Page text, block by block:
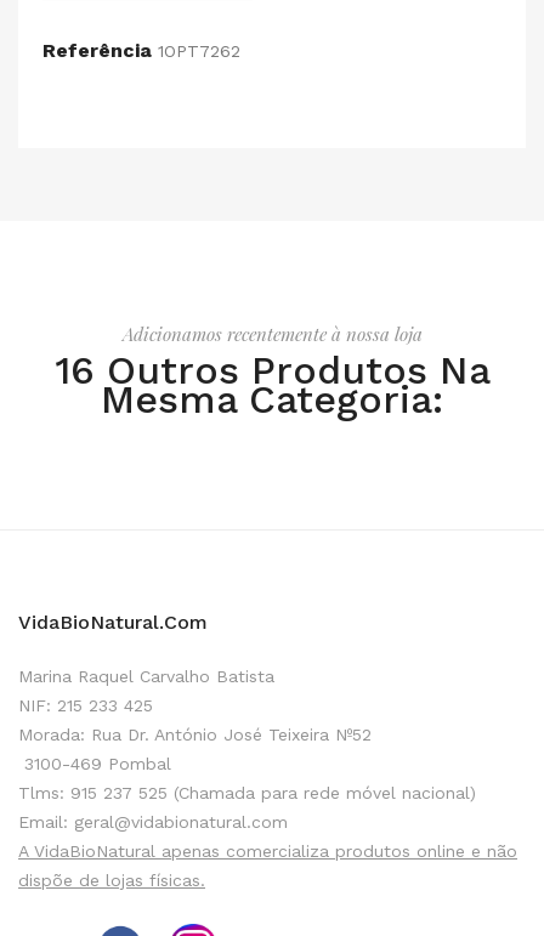
Referência 1OPT7262
Adicionamos recentemente à nossa loja
16 Outros Produtos Na
Mesma Categoria:
VidaBioNatural.com
Marina Raquel Carvalho Batista
NIF: 215 233 425
Morada: Rua Dr. António José Teixeira Nº52
3100-469 Pombal
Tlms: 915 237 525 (Chamada para rede móvel nacional)
Email: geral@vidabionatural.com
A VidaBioNatural apenas comercializa produtos online e não
dispõe de lojas físicas.